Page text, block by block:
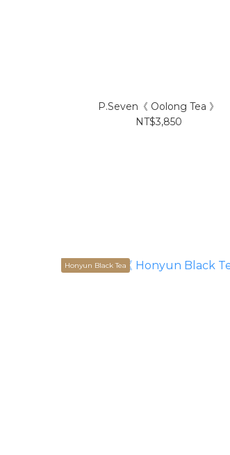
P.Seven《 Oolong Tea 》
NT$3,850
Honyun Black Tea